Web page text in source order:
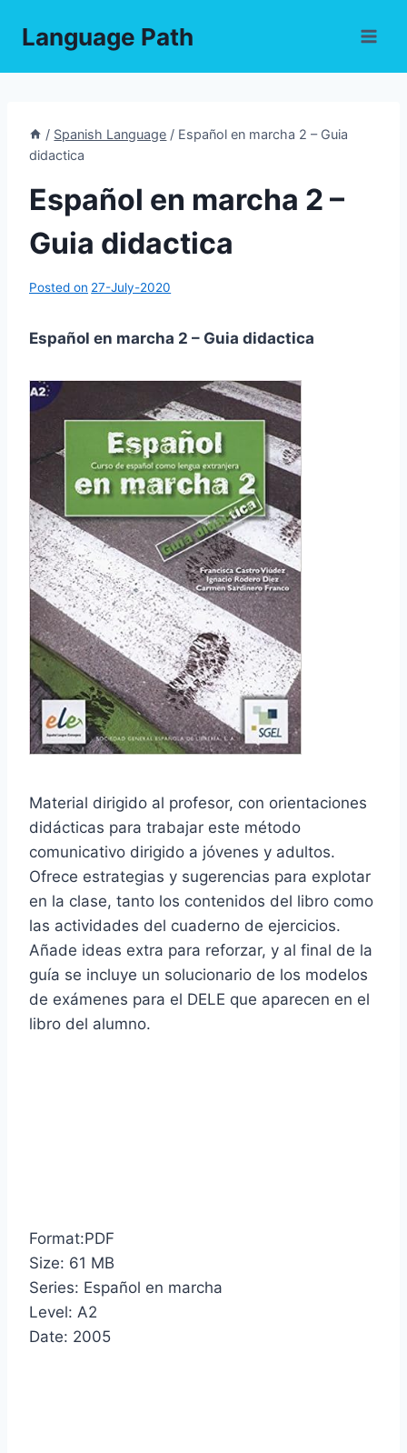
Language Path
/ Spanish Language / Español en marcha 2 – Guia
didactica
Español en marcha 2 –
Guia didactica
Posted on 27-July-2020
Español en marcha 2 – Guia didactica
Material dirigido al profesor, con orientaciones
didácticas para trabajar este método
comunicativo dirigido a jóvenes y adultos.
Ofrece estrategias y sugerencias para explotar
en la clase, tanto los contenidos del libro como
las actividades del cuaderno de ejercicios.
Añade ideas extra para reforzar, y al final de la
guía se incluye un solucionario de los modelos
de exámenes para el DELE que aparecen en el
libro del alumno.
Format:PDF
Size: 61 MB
Series: Español en marcha
Level: A2
Date: 2005